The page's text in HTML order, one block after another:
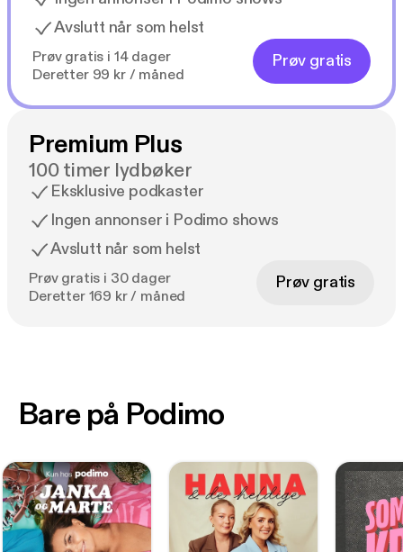
Avslutt når som helst
Prøv gratis i 14 dager
Deretter 99 kr / måned
Prøv gratis
Premium Plus
100 timer lydbøker
Eksklusive podkaster
Ingen annonser i Podimo shows
Avslutt når som helst
Prøv gratis i 30 dager
Deretter 169 kr / måned
Prøv gratis
Bare på Podimo